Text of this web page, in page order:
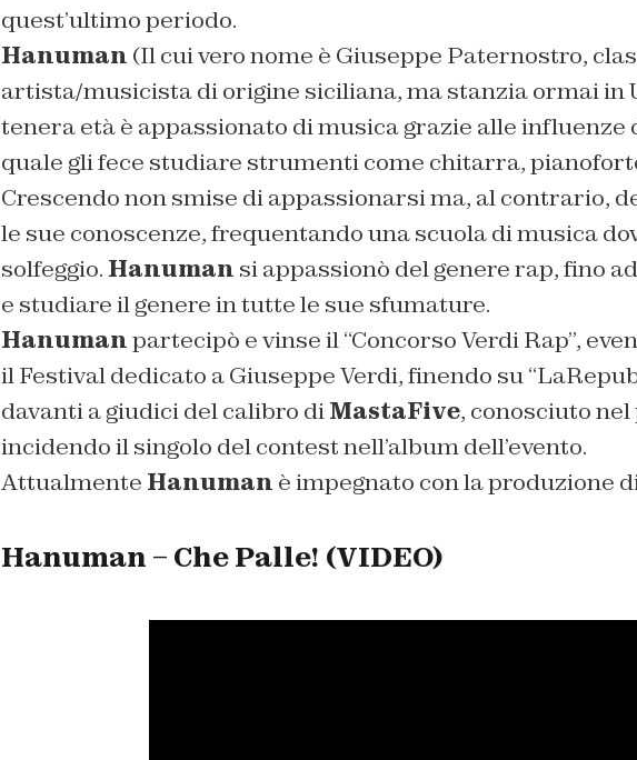
quest’ultimo periodo.
Hanuman (Il cui vero nome è Giuseppe Paternostro,
artista/musicista di origine siciliana, ma stanzia ormai in
tenera età è appassionato di musica grazie alle influenze
quale gli fece studiare strumenti come chitarra,
Crescendo non smise di appassionarsi ma, al contrario,
le sue conoscenze, frequentando una scuola di musica
solfeggio. Hanuman si appassionò del genere rap, fino
e studiare il genere in tutte le sue sfumature.
Hanumanpartecipò e vinse il “Concorso Verdi Rap”,
il Festival dedicato a Giuseppe Verdi, finendo su
davanti a giudici del calibro diMastaFive, conosciuto
incidendo il singolo del contest nell’album dell’evento.
Attualmente Hanuman è impegnato con la produzione
Hanuman – Che Palle! (VIDEO)